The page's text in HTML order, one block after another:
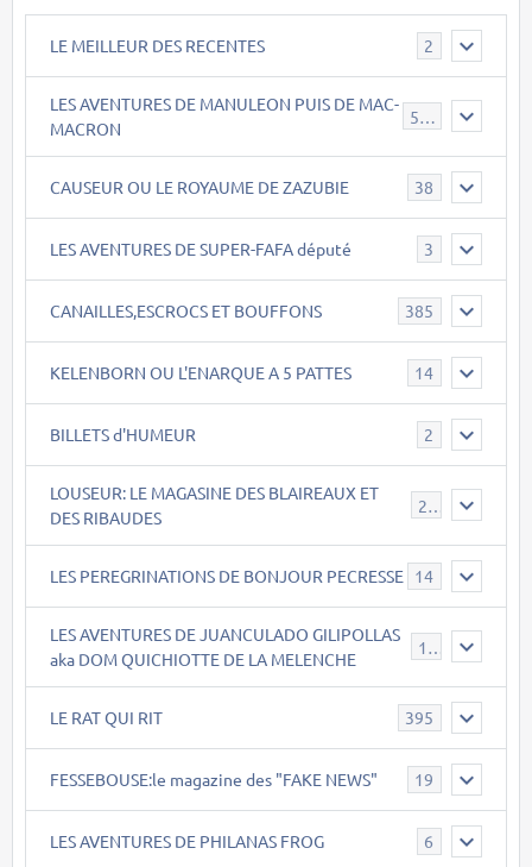
LE MEILLEUR DES RECENTES 2
LES AVENTURES DE MANULEON PUIS DE MAC-
MACRON
543
CAUSEUR OU LE ROYAUME DE ZAZUBIE 38
LES AVENTURES DE SUPER-FAFA député 3
CANAILLES,ESCROCS ET BOUFFONS 385
KELENBORN OU L'ENARQUE A 5 PATTES 14
BILLETS d'HUMEUR 2
LOUSEUR: LE MAGASINE DES BLAIREAUX ET
DES RIBAUDES
21
LES PEREGRINATIONS DE BONJOUR PECRESSE 14
LES AVENTURES DE JUANCULADO GILIPOLLAS
aka DOM QUICHIOTTE DE LA MELENCHE
119
LE RAT QUI RIT 395
FESSEBOUSE:le magazine des "FAKE NEWS" 19
LES AVENTURES DE PHILANAS FROG 6